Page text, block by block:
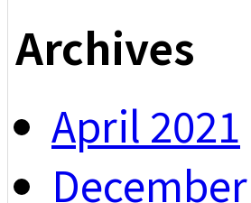
Archives
April 2021